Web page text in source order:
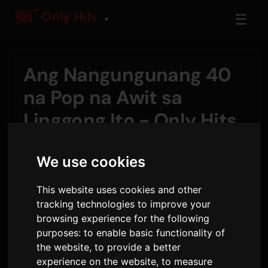
We use cookies
This website uses cookies and other
tracking technologies to improve your
browsing experience for the following
purposes:to enable basic functionality of
the website,to provide a better
experience on the website,to measure
▼ ☰
Ang Nangungunang 40
na Pop na Awit sa
Linggong Ito - Only Hits
ADÉLAay gumawa ng malaking pagpasok
nitong Biyernes habang ang
Ain't In LA ay
deklaradong nag-debyu sa No. 1, at
nagpabagsak sa kanta niAriana Grandena